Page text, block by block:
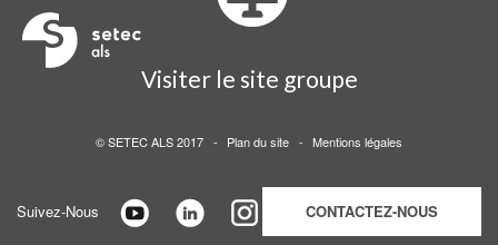
Visiter le site groupe
© SETEC ALS 2017 - Plan du site - Mentions légales
Suivez-Nous CONTACTEZ-NOUS